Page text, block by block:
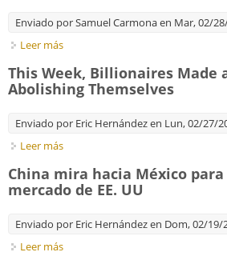
Enviado porSamuel Carmonaen Mar, 02/
Leer más
This Week, Billionaires Made
Abolishing Themselves
Enviado por Eric Hernándezen Lun, 02/27/
Leer más
China mira hacia México
mercado de EE. UU
Enviado por Eric Hernándezen Dom, 02/19/
Leer más